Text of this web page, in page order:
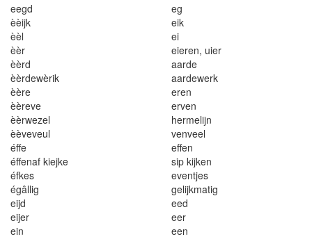
eegd
eg
èèijk eik
èèl
ei
èèr eieren, uier
èèrd aarde
èèrdewèrik aardewerk
èère eren
èèreve erven
èèrwezel hermelijn
èèveveul
venveel
éffe effen
éffenaf kiejke sip kijken
éfkes
eventjes
égâllig gelijkmatig
eijd
eed
eijer eer
ein een